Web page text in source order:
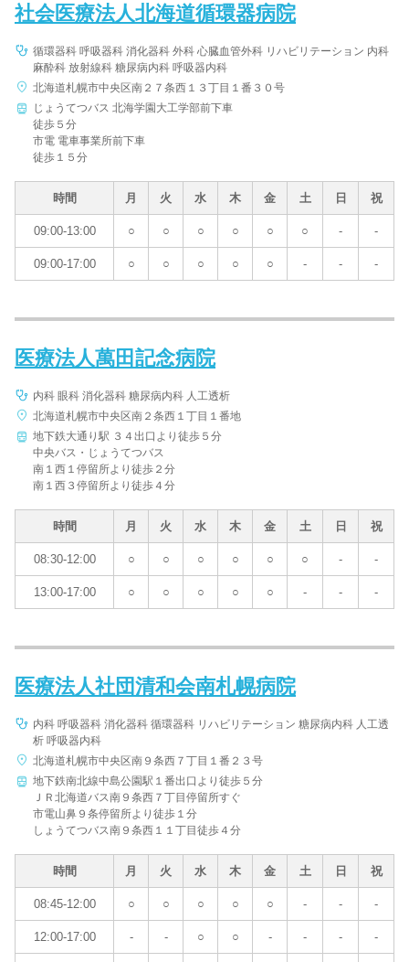
社会医療法人北海道循環器病院
循環器科 呼吸器科 消化器科 外科 心臓血管外科 リハビリテーション 内科
麻酔科 放射線科 糖尿病内科 呼吸器内科
北海道札幌市中央区南２７条西１３丁目１番３０号
じょうてつバス 北海学園大工学部前下車
徒歩５分
市電 電車事業所前下車
徒歩１５分
時間 月 火 水 木 金 土 日 祝
09:00-13:00 ○ ○ ○ ○ ○ ○ - -
09:00-17:00 ○ ○ ○ ○ ○ - - -
医療法人萬田記念病院
内科 眼科 消化器科 糖尿病内科 人工透析
北海道札幌市中央区南２条西１丁目１番地
地下鉄大通り駅 ３４出口より徒歩５分
中央バス・じょうてつバス
南１西１停留所より徒歩２分
南１西３停留所より徒歩４分
時間 月 火 水 木 金 土 日 祝
08:30-12:00 ○ ○ ○ ○ ○ ○ - -
13:00-17:00 ○ ○ ○ ○ ○ - - -
医療法人社団清和会南札幌病院
内科 呼吸器科 消化器科 循環器科 リハビリテーション 糖尿病内科 人工透
析 呼吸器内科
北海道札幌市中央区南９条西７丁目１番２３号
地下鉄南北線中島公園駅１番出口より徒歩５分
ＪＲ北海道バス南９条西７丁目停留所すぐ
市電山鼻９条停留所より徒歩１分
しょうてつバス南９条西１１丁目徒歩４分
時間 月 火 水 木 金 土 日 祝
08:45-12:00 ○ ○ ○ ○ ○ - - -
12:00-17:00 - - ○ ○ - - - -